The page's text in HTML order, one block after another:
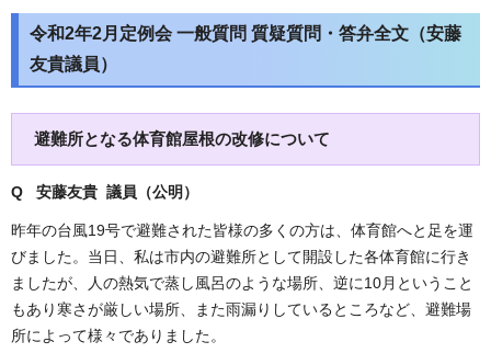
令和2年2月定例会 一般質問 質疑質問・答弁全文（安藤
友貴議員）
避難所となる体育館屋根の改修について
Q 安藤友貴 議員（公明 ）
昨年の台風19号で避難された皆様の多くの方は、体育館へと足を運
びました。当日、私は市内の避難所として開設した各体育館に行き
ましたが、人の熱気で蒸し風呂のような場所、逆に10月ということ
もあり寒さが厳しい場所、また雨漏りしているところなど、避難場
所によって様々でありました。